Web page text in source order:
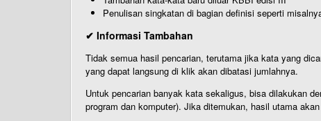
Penulisan singkatan di bagian definisi seperti
✔ Informasi Tambahan
Tidak semua hasil pencarian, terutama jika kata yang
yang dapat langsung di klik akan dibatasi jumlahnya.
Untuk pencarian banyak kata sekaligus, bisa dilakukan
program dan komputer). Jika ditemukan, hasil utama